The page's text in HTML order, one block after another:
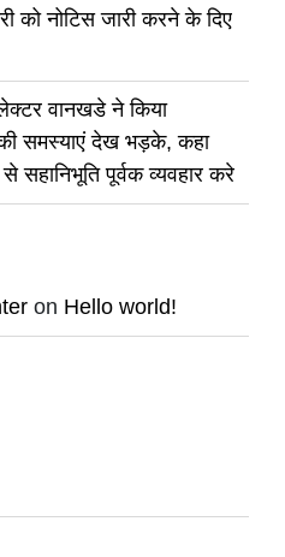
को नोटिस जारी करने के दिए
वानखडे ने किया
की समस्याएं देख भड़के, कहा
से सहानिभूति पूर्वक व्यवहार करे
on Hello world!